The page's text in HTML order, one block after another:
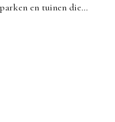
en tuinen die…